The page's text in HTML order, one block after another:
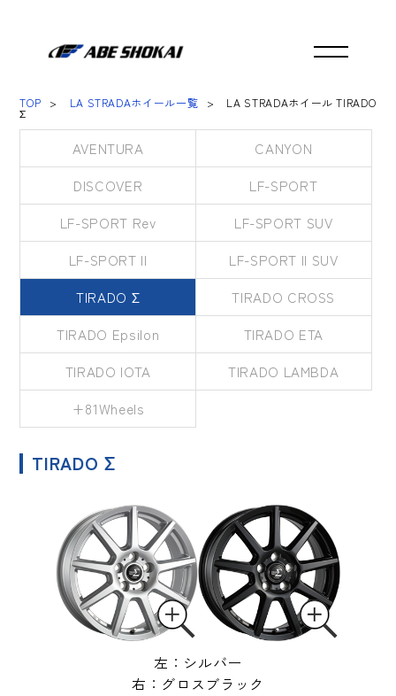
TOP LA STRADAホイール一覧 LA STRADAホイール TIRADO
Σ
AVENTURA
CANYON
DISCOVER
LF-SPORT
LF-SPORT Rev
LF-SPORT SUV
LF-SPORT II
LF-SPORT II SUV
TIRADO Σ
TIRADO CROSS
TIRADO Epsilon
TIRADO ETA
TIRADO IOTA
TIRADO LAMBDA
+81Wheels
TIRADO Σ
左：シルバー
右：グロスブラック